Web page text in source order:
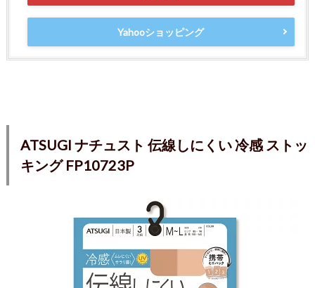
Yahooショッピング
ATSUGI ナチュスト 伝線しにくい 冷感 ストッ
キング FP10723P